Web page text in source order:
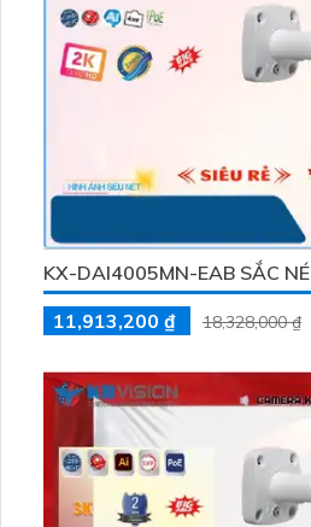
KX-DAI4005MN-EAB SẮC
11,913,200 ₫
18,328,000 ₫